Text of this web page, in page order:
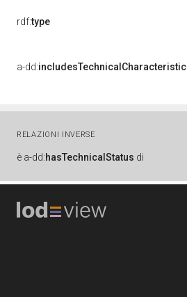
rdf:type
a-dd:includesTechnicalCharacteristic
RELAZIONI INVERSE
è a-dd:hasTechnicalStatus di